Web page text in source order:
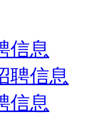
信息
聘信息
信息